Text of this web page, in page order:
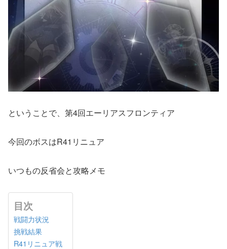
ということで、第4回エーリアスフロンティア
今回のボスはR41リニュア
いつもの反省会と攻略メモ
目次
戦闘力状況
挑戦結果
R41リニュア戦